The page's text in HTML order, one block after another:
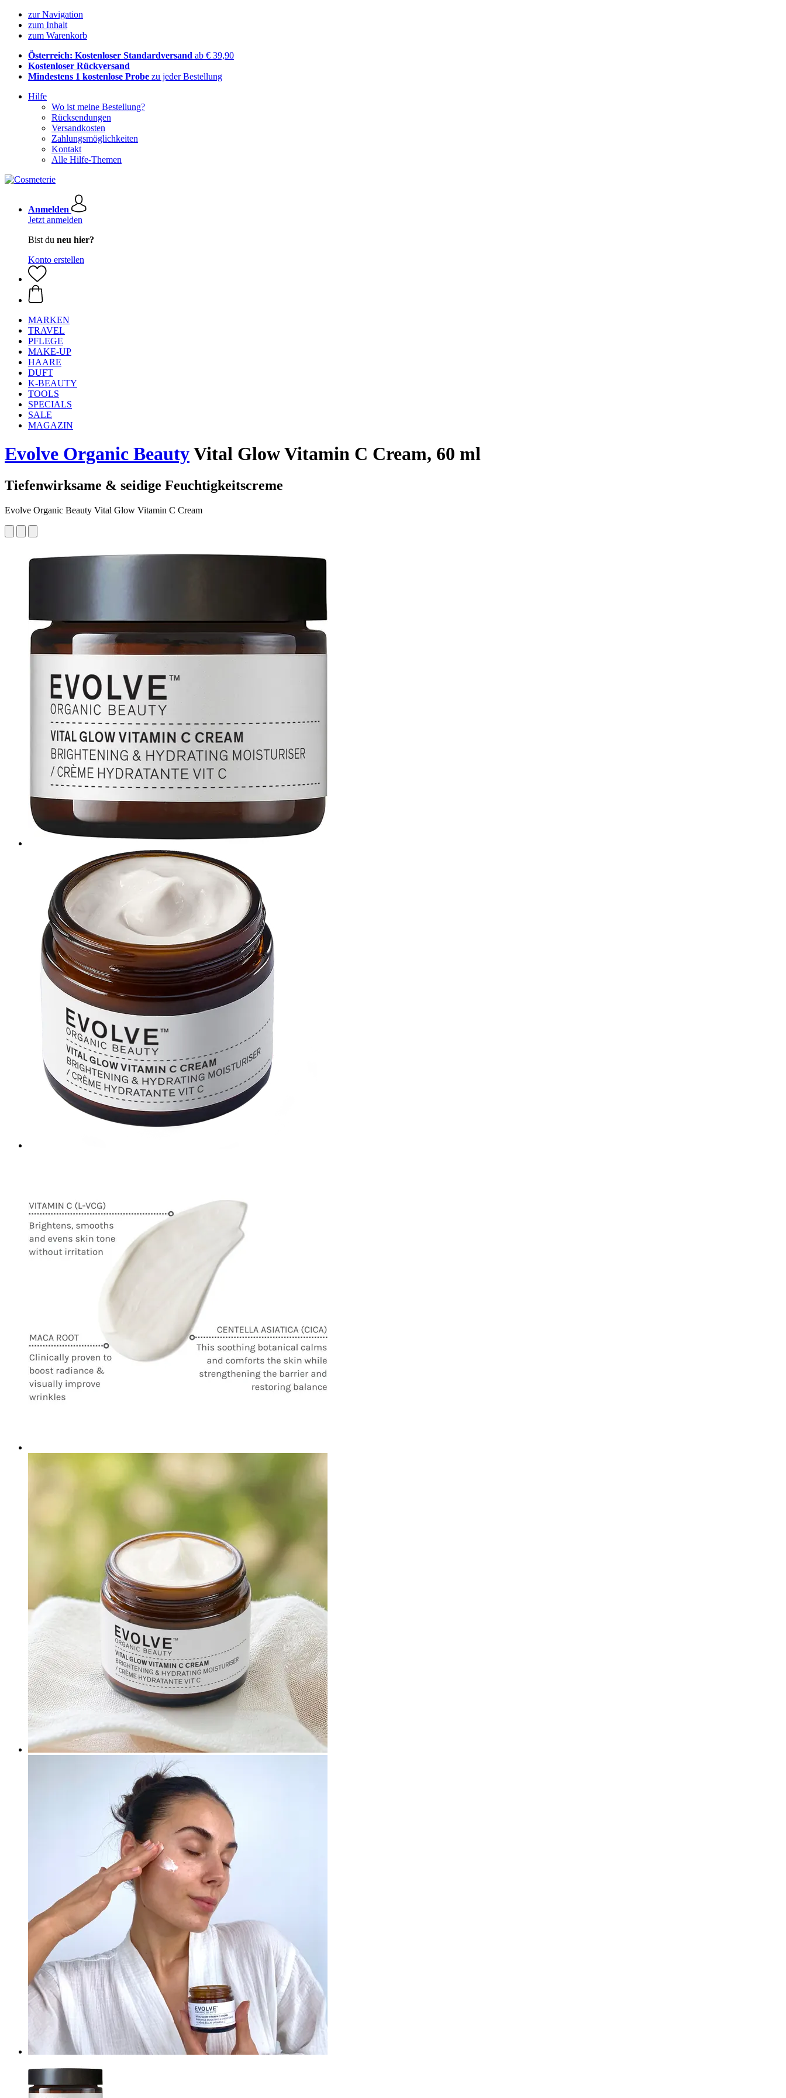
zur Navigation
zum Inhalt
zum Warenkorb
Österreich: Kostenloser Standardversand ab € 39,90
Kostenloser Rückversand
Mindestens 1 kostenlose Probe zu jeder Bestellung
Hilfe
Wo ist meine Bestellung?
Rücksendungen
Versandkosten
Zahlungsmöglichkeiten
Kontakt
Alle Hilfe-Themen
Anmelden
Jetzt anmelden
Bist du neu hier?
Konto erstellen
MARKEN
TRAVEL
PFLEGE
MAKE-UP
HAARE
DUFT
K-BEAUTY
TOOLS
SPECIALS
SALE
MAGAZIN
Evolve Organic BeautyVital Glow Vitamin C Cream, 60 ml
Tiefenwirksame & seidige Feuchtigkeitscreme
Evolve Organic Beauty Vital Glow Vitamin C Cream